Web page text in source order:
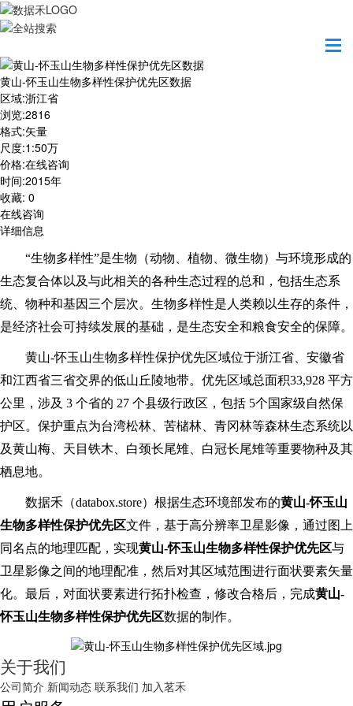
黄山-怀玉山生物多样性保护优先区数据
区域:浙江省
浏览:2816
格式:矢量
尺度:1:50万
价格:在线咨询
时间:2015年
收藏: 0
在线咨询
详细信息
“生物多样性”是生物（动物、植物、微生物）与环境形成的
生态复合体以及与此相关的各种生态过程的总和，包括生态系
统、物种和基因三个层次。生物多样性是人类赖以生存的条件，
是经济社会可持续发展的基础，是生态安全和粮食安全的保障。
黄山-怀玉山生物多样性保护优先区域位于浙江省、安徽省
和江西省三省交界的低山丘陵地带。优先区域总面积33,928 平方
公里，涉及 3 个省的 27 个县级行政区，包括 5个国家级自然保
护区。保护重点为台湾松林、苦槠林、青冈林等森林生态系统以
及黄山梅、天目铁木、白颈长尾雉、白冠长尾雉等重要物种及其
栖息地。
数据禾（databox.store）根据生态环境部发布的黄山-怀玉山
生物多样性保护优先区文件，基于高分辨率卫星影像，通过图上
同名点的地理匹配，实现黄山-怀玉山生物多样性保护优先区与
卫星影像之间的地理配准，然后对其区域范围进行面状要素矢量
化。最后，对面状要素进行拓扑检查，修改合格后，完成黄山-
怀玉山生物多样性保护优先区数据的制作。
关于我们
公司简介 新闻动态 联系我们 加入茗禾